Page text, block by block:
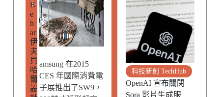
b
B
e
h
ar
伊
夫
貝
哈
爾
設
amsung 在2015
CES 年國際消費電
子展推出了SW9，
科技新創 TechHub
OpenAI 宣布關閉
Sora 影片生成服